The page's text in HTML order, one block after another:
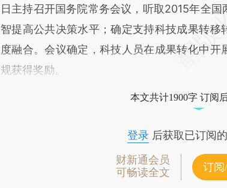
日主持召开国务院常务会议，听取2015年全
智提高公共决策水平；确定支持科技成果转
度融合。会议确定，科技人员在成果转化中
规获得奖励。
本文共计1900字 订阅
登录后获取已订阅
财新通会员
可畅读全文
订阅